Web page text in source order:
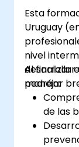
Esta
Uruguay
nivel
desarrollar
manejar
Al finalizar
podrán:
de las